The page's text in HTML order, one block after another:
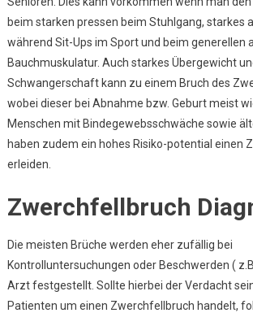
beim starken pressen beim Stuhlgang, starkes
während Sit-Ups im Sport und beim generellen
Bauchmuskulatur. Auch starkes Übergewicht
Schwangerschaft kann zu einem Bruch des
wobei dieser bei Abnahme bzw. Geburt meist
Menschen mit Bindegewebsschwäche sowie
haben zudem ein hohes Risiko-potential einen
erleiden.
Zwerchfellbruch
Die meisten Brüche werden eher zufällig bei
Kontrolluntersuchungen oder Beschwerden (
Arzt festgestellt. Sollte hierbei der Verdacht
Patienten um einen Zwerchfellbruch handelt,